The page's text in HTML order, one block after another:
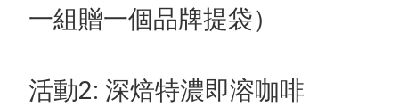
一組贈一個品牌提袋）
活動2: 深焙特濃即溶咖啡